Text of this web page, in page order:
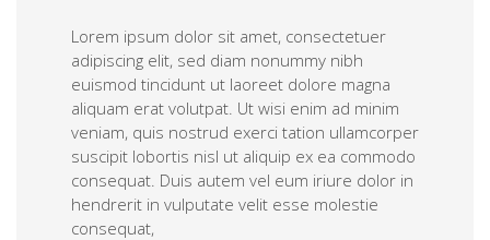
Lorem ipsum dolor sit amet, consectetuer
adipiscing elit, sed diam nonummy nibh
euismod tincidunt ut laoreet dolore magna
aliquam erat volutpat. Ut wisi enim ad minim
veniam, quis nostrud exerci tation ullamcorper
suscipit lobortis nisl ut aliquip ex ea commodo
consequat. Duis autem vel eum iriure dolor in
hendrerit in vulputate velit esse molestie
consequat,